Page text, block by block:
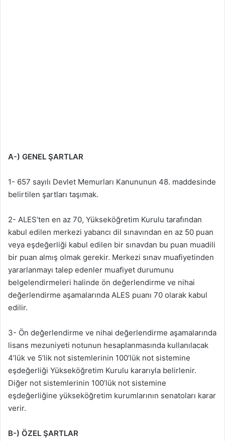
A-) GENEL ŞARTLAR
1- 657 sayılı Devlet Memurları Kanununun 48. maddesinde
belirtilen şartları taşımak.
2- ALES’ten en az 70, Yükseköğretim Kurulu tarafından
kabul edilen merkezi yabancı dil sınavından en az 50 puan
veya eşdeğerliği kabul edilen bir sınavdan bu puan muadili
bir puan almış olmak gerekir. Merkezi sınav muafiyetinden
yararlanmayı talep edenler muafiyet durumunu
belgelendirmeleri halinde ön değerlendirme ve nihai
değerlendirme aşamalarında ALES puanı 70 olarak kabul
edilir.
3- Ön değerlendirme ve nihai değerlendirme aşamalarında
lisans mezuniyeti notunun hesaplanmasında kullanılacak
4’lük ve 5’lik not sistemlerinin 100’lük not sistemine
eşdeğerliği Yükseköğretim Kurulu kararıyla belirlenir.
Diğer not sistemlerinin 100’lük not sistemine
eşdeğerliğine yükseköğretim kurumlarının senatoları karar
verir.
B-) ÖZEL ŞARTLAR